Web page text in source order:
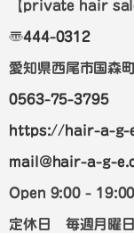
【private hair
〠444-0312
愛知県西尾市国森
0563-75-3795
https://hair-a-g-
mail@hair-a-g-
Open 9:00 -
定休日 毎週月曜